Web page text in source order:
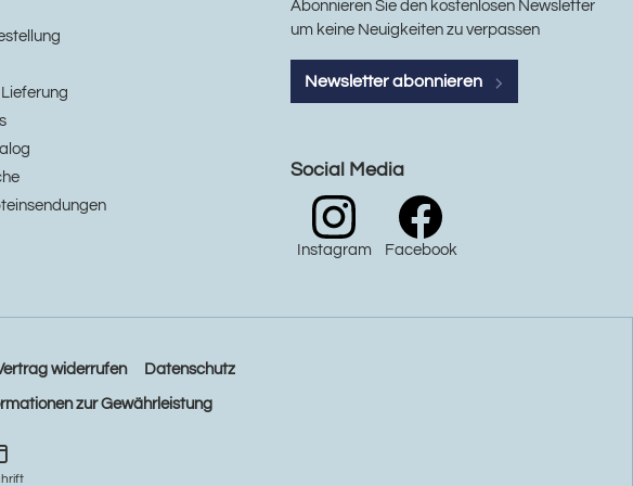
Abonnieren Sie den kostenlosen Newsletter
um keine Neuigkeiten zu verpassen
Newsletter abonnieren
Social Media
Instagram Facebook
widerrufen Datenschutz
zur Gewährleistung